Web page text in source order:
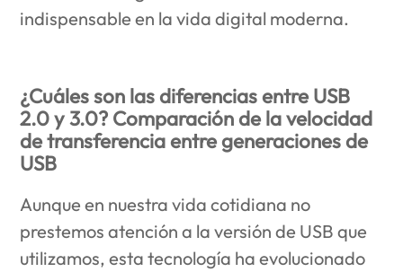
indispensable en la vida digital moderna.
¿Cuáles son las diferencias entre USB
2.0 y 3.0? Comparación de la velocidad
de transferencia entre generaciones de
USB
Aunque en nuestra vida cotidiana no
prestemos atención a la versión de USB que
utilizamos, esta tecnología ha evolucionado